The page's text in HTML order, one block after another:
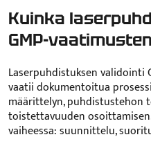
Kuinka
GMP-
Laserpuhdistuksen validointi
vaatii dokumentoitua
määrittelyn, puhdistustehon
toistettavuuden
vaiheessa: suunnittelu,